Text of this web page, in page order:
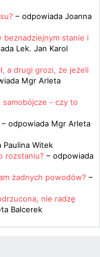
– odpowiada Joanna
beznadziejnym stanie i
Lek. Jan Karol
a drugi grozi, że jeżeli
Mgr Arleta
samobójcze - czy to
– odpowiada Mgr Arleta
Paulina Witek
rozstaniu? – odpowiada
żadnych powodów? –
nie radzę
Balcerek